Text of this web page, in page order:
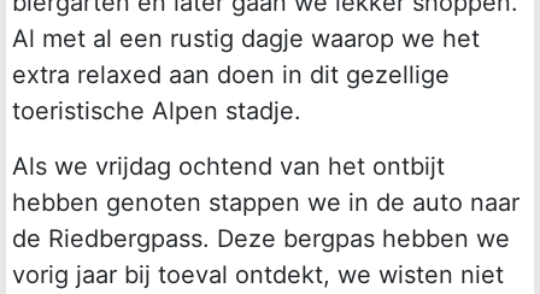
Al met al een rustig dagje waarop we het
extra relaxed aan doen in dit gezellige
toeristische Alpen stadje.
Als we vrijdag ochtend van het ontbijt
hebben genoten stappen we in de auto naar
de Riedbergpass. Deze bergpas hebben we
vorig jaar bij toeval ontdekt, we wisten niet